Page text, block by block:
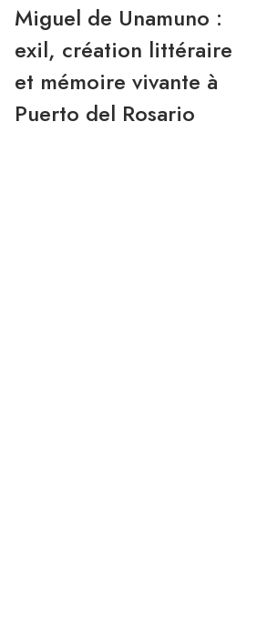
Miguel de Unamuno :
exil, création littéraire
et mémoire vivante à
Puerto del Rosario